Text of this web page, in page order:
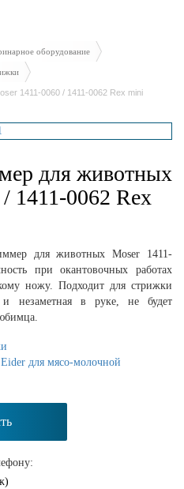
оборудование
1411-0060 / 1411-0062 Rex mini
для животных
1411-0062 Rex
для животных Moser 1411-
при окантовочных работах
ножу. Подходит для стрижки
незаметная в руке, не будет
для мясо-молочной